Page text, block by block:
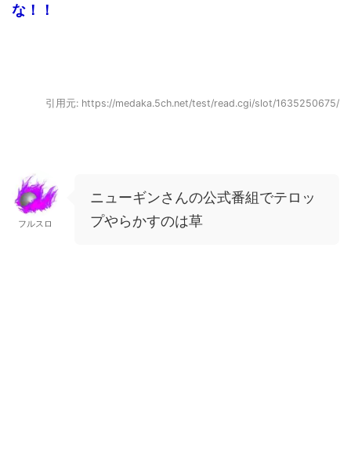
な！！
引用元: https://medaka.5ch.net/test/read.cgi/slot/1635250675/
フルスロ
ニューギンさんの公式番組でテロッ
プやらかすのは草